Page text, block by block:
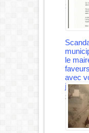
18 juillet
le
avec
jours
21 mai